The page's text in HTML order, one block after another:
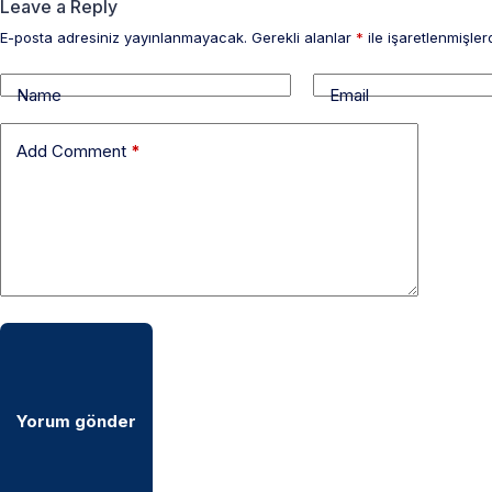
Leave a Reply
E-posta adresiniz yayınlanmayacak. Gerekli alanlar * ile
Name Email
Add Comment *
Yorum gönder